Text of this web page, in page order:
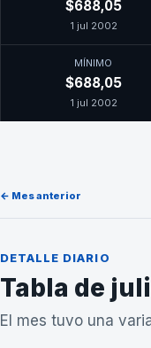
$688,05
1 jul 2002
MÍNIMO
$688,05
1 jul 2002
← Mes anterior
DETALLE DIARIO
Tabla de
El mes tuvo una